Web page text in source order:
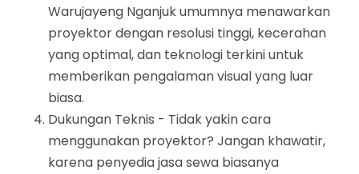
Warujayeng Nganjuk umumnya menawarkan
proyektor dengan resolusi tinggi, kecerahan
yang optimal, dan teknologi terkini untuk
memberikan pengalaman visual yang luar
biasa.
Dukungan Teknis - Tidak yakin cara
menggunakan proyektor? Jangan khawatir,
karena penyedia jasa sewa biasanya